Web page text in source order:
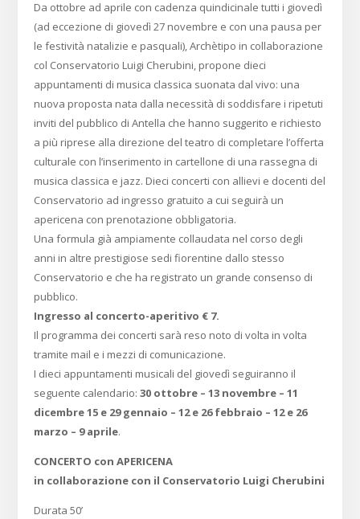
Da ottobre ad aprile con cadenza quindicinale tutti i giovedì
(ad eccezione di giovedì 27 novembre e con una pausa per
le festività natalizie e pasquali), Archètipo in collaborazione
col Conservatorio Luigi Cherubini, propone dieci
appuntamenti di musica classica suonata dal vivo: una
nuova proposta nata dalla necessità di soddisfare i ripetuti
inviti del pubblico di Antella che hanno suggerito e richiesto
a più riprese alla direzione del teatro di completare l’offerta
culturale con l’inserimento in cartellone di una rassegna di
musica classica e jazz. Dieci concerti con allievi e docenti del
Conservatorio ad ingresso gratuito a cui seguirà un
apericena con prenotazione obbligatoria.
Una formula già ampiamente collaudata nel corso degli
anni in altre prestigiose sedi fiorentine dallo stesso
Conservatorio e che ha registrato un grande consenso di
pubblico.
Ingresso al concerto-aperitivo € 7.
Il programma dei concerti sarà reso noto di volta in volta
tramite mail e i mezzi di comunicazione.
I dieci appuntamenti musicali del giovedì seguiranno il
seguente calendario:30 ottobre – 13 novembre – 11
dicembre 15 e 29 gennaio – 12 e 26 febbraio – 12 e 26
marzo – 9 aprile.
CONCERTO con APERICENA
in collaborazione con il Conservatorio Luigi Cherubini
Durata 50’